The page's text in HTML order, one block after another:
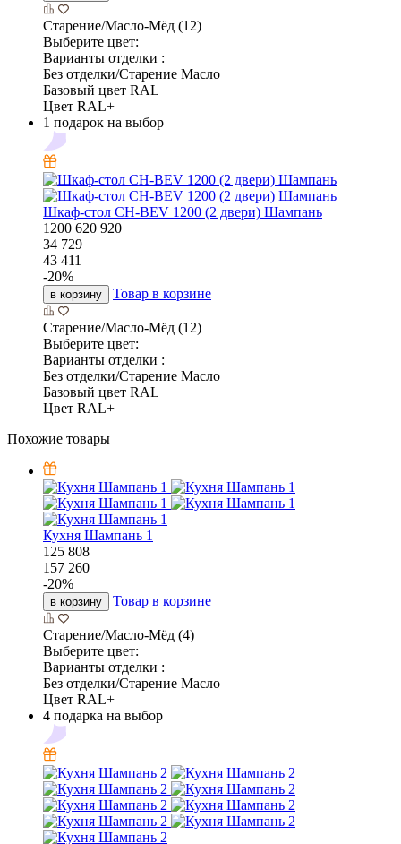
Старение/Масло-Мёд (12)
Выберите цвет:
Варианты отделки :
Без отделки/Старение Масло
Базовый цвет RAL
Цвет RAL+
1 подарок на выбор
Шкаф-стол CH-BEV 1200 (2 двери) Шампань
1200 620 920
34 729
43 411
-20%
в корзину Товар в корзине
Старение/Масло-Мёд (12)
Выберите цвет:
Варианты отделки :
Без отделки/Старение Масло
Базовый цвет RAL
Цвет RAL+
Похожие товары
Кухня Шампань 1
125 808
157 260
-20%
в корзину Товар в корзине
Старение/Масло-Мёд (4)
Выберите цвет:
Варианты отделки :
Без отделки/Старение Масло
Цвет RAL+
4 подарка на выбор